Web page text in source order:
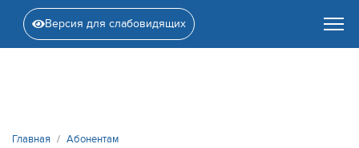
Версия для слабовидящих
Главная Абонентам